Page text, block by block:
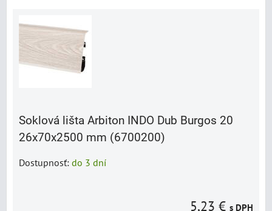
Soklová lišta Arbiton INDO Dub Burgos 20
26x70x2500 mm (6700200)
Dostupnosť: do 3 dní
5,23 € s DPH